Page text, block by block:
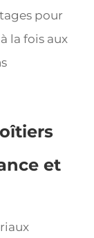
pour
la fois aux
et